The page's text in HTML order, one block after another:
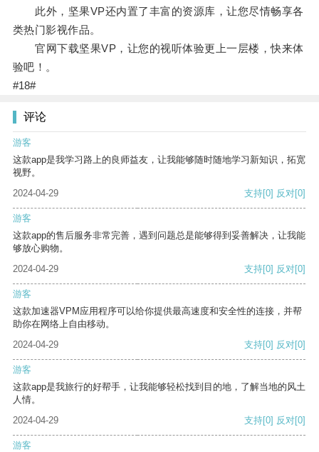
此外，坚果VP还内置了丰富的资源库，让您尽情畅享各
类热门影视作品。
官网下载坚果VP，让您的视听体验更上一层楼，快来体
验吧！。
#18#
评论
游客
这款app是我学习路上的良师益友，让我能够随时随地学习新知识，拓宽
视野。
2024-04-29
支持[0] 反对[0]
游客
这款app的售后服务非常完善，遇到问题总是能够得到妥善解决，让我能
够放心购物。
2024-04-29
支持[0] 反对[0]
游客
这款加速器VPM应用程序可以给你提供最高速度和安全性的连接，并帮
助你在网络上自由移动。
2024-04-29
支持[0] 反对[0]
游客
这款app是我旅行的好帮手，让我能够轻松找到目的地，了解当地的风土
人情。
2024-04-29
支持[0] 反对[0]
游客